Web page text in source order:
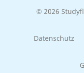
© 2026
Datenschutz